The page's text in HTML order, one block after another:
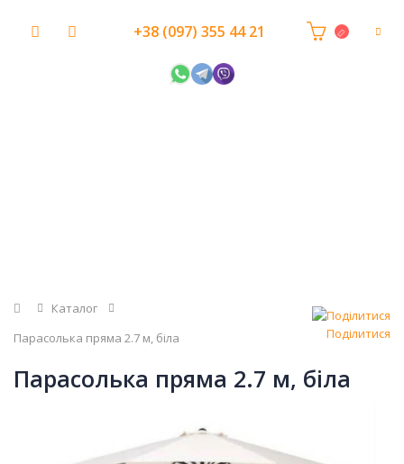
+38 (097) 355 44 21
Головна
Каталог
Парасолька пряма 2.7 м, біла
Поділитися
Парасолька пряма 2.7 м, біла